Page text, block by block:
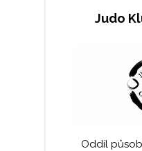
Judo
Oddíl